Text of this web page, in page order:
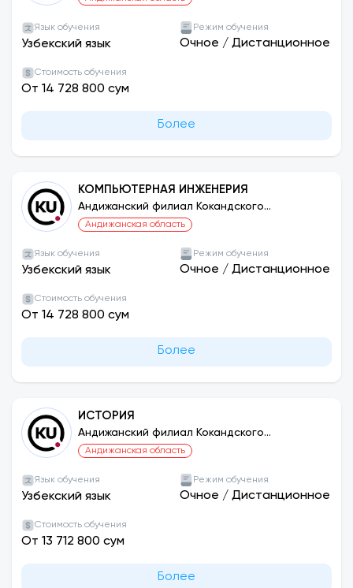
Язык обучения
Узбекский язык
Режим обучения
Очное / Дистанционное
Стоимость обучения
От 14 728 800 сум
Более
КОМПЬЮТЕРНАЯ ИНЖЕНЕРИЯ
Андижанский филиал Кокандского
университета
Андижанская область
Язык обучения
Узбекский язык
Режим обучения
Очное / Дистанционное
Стоимость обучения
От 14 728 800 сум
Более
ИСТОРИЯ
Андижанский филиал Кокандского
университета
Андижанская область
Язык обучения
Узбекский язык
Режим обучения
Очное / Дистанционное
Стоимость обучения
От 13 712 800 сум
Более